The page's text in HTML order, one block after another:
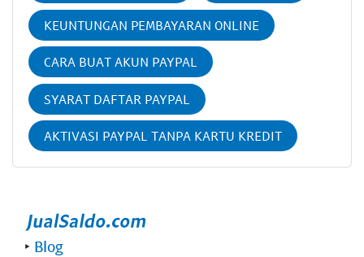
KEUNTUNGAN PEMBAYARAN ONLINE
CARA BUAT AKUN PAYPAL
SYARAT DAFTAR PAYPAL
AKTIVASI PAYPAL TANPA KARTU KREDIT
‣ Blog